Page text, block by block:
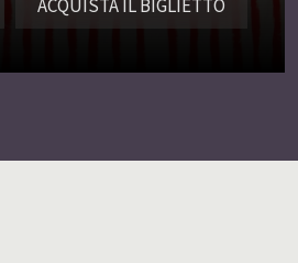
ACQUISTA IL BIGLIETTO